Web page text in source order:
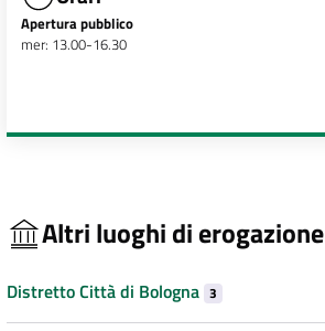
Apertura pubblico
mer: 13.00-16.30
Altri luoghi di erogazione
Distretto Città di Bologna 3